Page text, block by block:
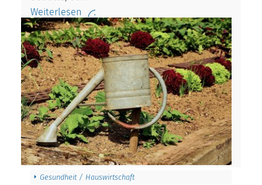
Weiterlesen
Gesundheit / Hauswirtschaft